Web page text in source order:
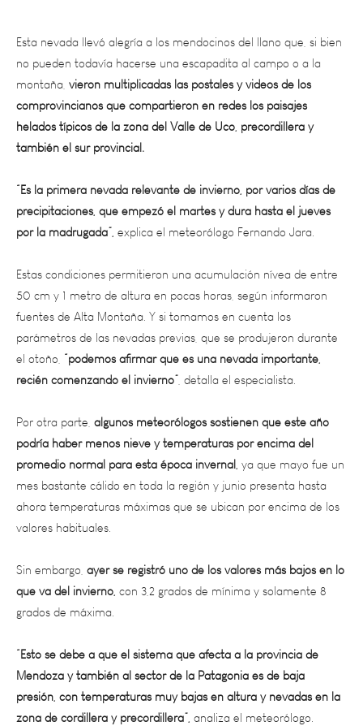
no pueden todavía hacerse una escapadita al campo o a la
montaña,vieron multiplicadas las postales y videos de los
comprovincianos que compartieron en redes los paisajes
helados típicos de la zona del Valle de Uco, precordillera y
también el sur provincial.
“Es la primera nevada relevante de invierno, por varios días de
precipitaciones, que empezó el martes y dura hasta el jueves
por la madrugada”,explica el meteorólogo Fernando Jara.
Estas condiciones permitieron una acumulación nívea de entre
50 cm y 1 metro de altura en pocas horas, según informaron
fuentes de Alta Montaña. Y si tomamos en cuenta los
parámetros de las nevadas previas, que se produjeron durante
el otoño,“podemos afirmar que es una nevada importante,
recién comenzando el invierno”, detalla el especialista.
Por otra parte,algunos meteorólogos sostienen que este año
podría haber menos nieve y temperaturas por encima del
promedio normal para esta época invernal,ya que mayo fue un
mes bastante cálido en toda la región y junio presenta hasta
ahora temperaturas máximas que se ubican por encima de los
valores habituales.
Sin embargo,ayer se registró uno de los valores más bajos en lo
que va del invierno,con 3,2 grados de mínima y solamente 8
grados de máxima.
“Esto se debe a que el sistema que afecta a la provincia de
Mendoza y también al sector de la Patagonia es de baja
presión, con temperaturas muy bajas en altura y nevadas en la
zona de cordillera y precordillera”,analiza el meteorólogo.